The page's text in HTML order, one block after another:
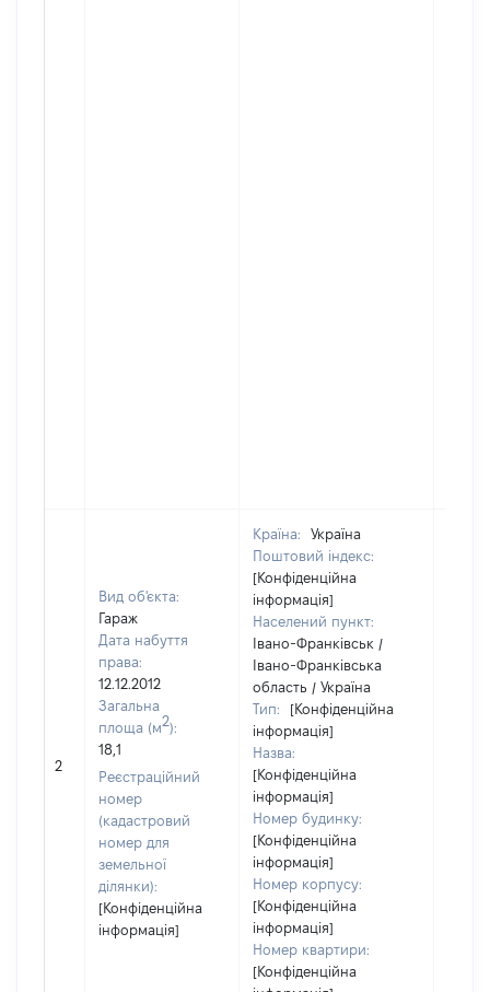
2
Вид об'єкта:
Гараж
Дата набуття
права:
12.12.2012
Загальна
площа (м2):
18,1
Реєстраційний
номер
(кадастровий
номер для
земельної
ділянки):
[Конфіденційна
інформація]
Країна:
Україна
Поштовий індекс:
[Конфіденційна
інформація]
Населений пункт:
Івано-Франківськ /
Івано-Франківська
область / Україна
Тип:
[Конфіденційна
інформація]
Назва:
[Конфіденційна
інформація]
Номер будинку:
[Конфіденційна
інформація]
Номер корпусу:
[Конфіденційна
інформація]
Номер квартири:
[Конфіденційна